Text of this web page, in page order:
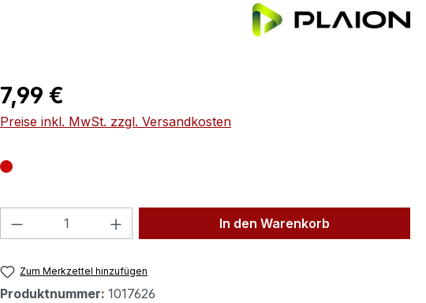
Regulärer Preis:
7,99 €
Preise inkl. MwSt. zzgl. Versandkosten
Produkt Anzahl: Gib den gewünschten Wert
In den Warenkorb
Zum Merkzettel hinzufügen
Produktnummer: 1017626